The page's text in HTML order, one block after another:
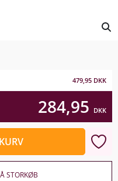
479,95 DKK
284,95 DKK
STORKØB